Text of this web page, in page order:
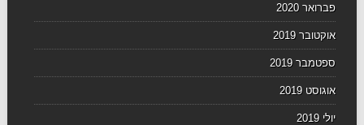
פברואר 2020
אוקטובר 2019
ספטמבר 2019
אוגוסט 2019
יולי 2019